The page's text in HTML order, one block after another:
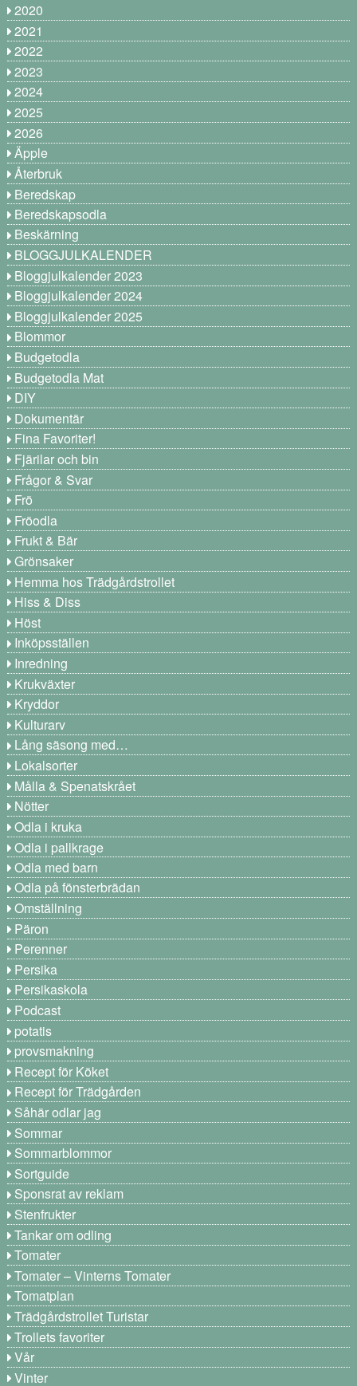
2020
2021
2022
2023
2024
2025
2026
Äpple
Återbruk
Beredskap
Beredskapsodla
Beskärning
BLOGGJULKALENDER
Bloggjulkalender 2023
Bloggjulkalender 2024
Bloggjulkalender 2025
Blommor
Budgetodla
Budgetodla Mat
DIY
Dokumentär
Fina Favoriter!
Fjärilar och bin
Frågor & Svar
Frö
Fröodla
Frukt & Bär
Grönsaker
Hemma hos Trädgårdstrollet
Hiss & Diss
Höst
Inköpsställen
Inredning
Krukväxter
Kryddor
Kulturarv
Lång säsong med…
Lokalsorter
Målla & Spenatskrået
Nötter
Odla i kruka
Odla i pallkrage
Odla med barn
Odla på fönsterbrädan
Omställning
Päron
Perenner
Persika
Persikaskola
Podcast
potatis
provsmakning
Recept för Köket
Recept för Trädgården
Såhär odlar jag
Sommar
Sommarblommor
Sortguide
Sponsrat av reklam
Stenfrukter
Tankar om odling
Tomater
Tomater – Vinterns Tomater
Tomatplan
Trädgårdstrollet Turistar
Trollets favoriter
Vår
Vinter